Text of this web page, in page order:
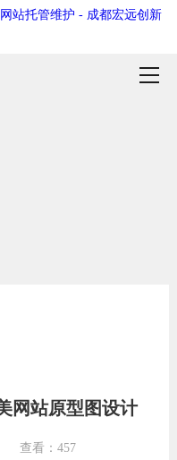
网站原型图设计
查看：457